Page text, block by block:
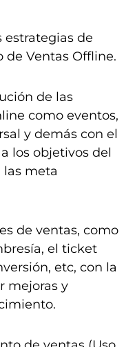
estrategias de
Ventas Offline.
de las
como eventos,
y demás con el
los objetivos del
meta
de ventas, como
el ticket
etc, con la
mejoras y